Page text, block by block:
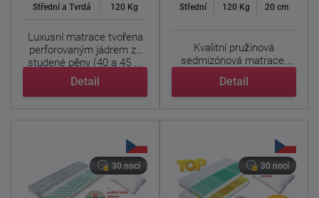
Střední a Tvrdá 120 Kg
Luxusní matrace tvořena
perforovaným jádrem ze
studené pěny (40 a 45 ...
Detail
Střední 120 Kg 20 cm
Kvalitní pružinová
sedmizónová matrace.
tvoří ...
Detail
30 nocí 30 nocí